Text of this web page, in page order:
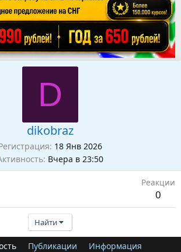
D
dikobraz
18 Янв 2026
Вчера в 23:50
Реакции
0
Найти
Публикации Информация